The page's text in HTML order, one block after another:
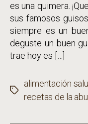
es una quimera.
sus famosos
siempre es un
deguste un buen
trae hoy es […]
Etiquetas
alimentación
recetas de la